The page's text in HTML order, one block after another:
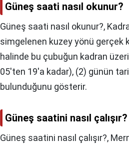
Güneş saati nasıl okunur?
Güneş saati nasıl okunur?,
simgelenen kuzey yönü gerçek
halinde bu çubuğun kadran
05'ten 19'a kadar), (2) günün
bulunduğunu gösterir.
Güneş saatini nasıl çalışır?
Güneş saatini nasıl çalışır?,